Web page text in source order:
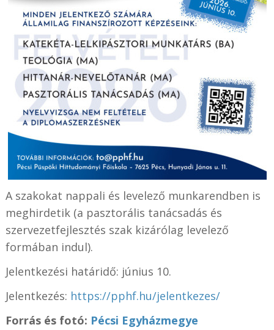
A szakokat nappali és levelező munkarendben is
meghirdetik (a pasztorális tanácsadás és
szervezetfejlesztés szak kizárólag levelező
formában indul).
Jelentkezési határidő: június 10.
Jelentkezés: https://pphf.hu/jelentkezes/
Forrás és fotó: Pécsi Egyházmegye